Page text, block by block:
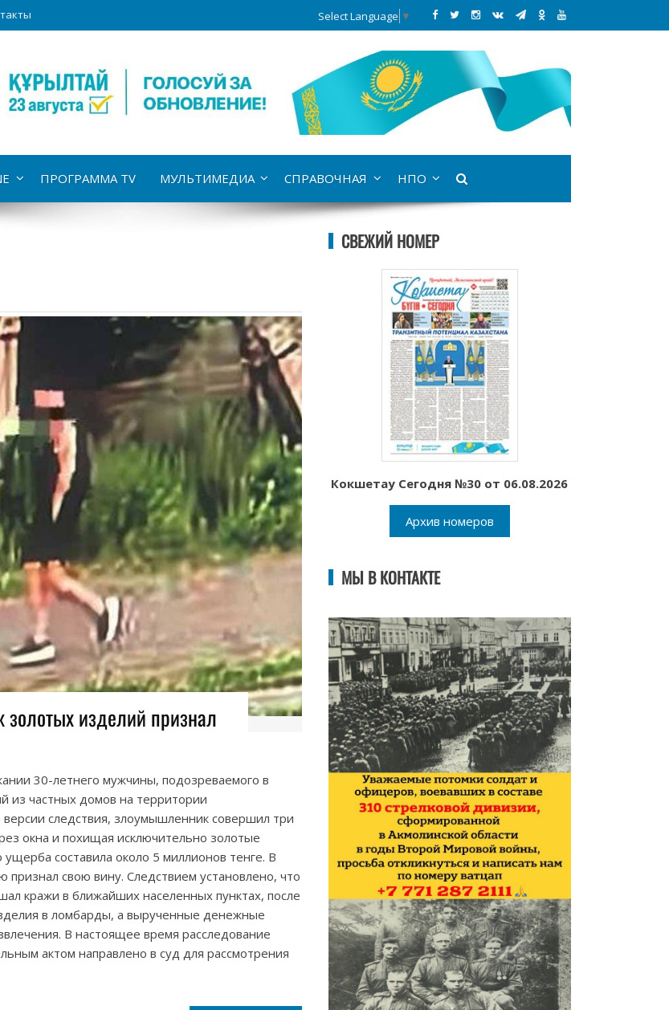
Select Language ▼
ПРОГРАММА TV МУЛЬТИМЕДИА СПРАВОЧНАЯ НПО
изделий признал
30-летнего мужчины, подозреваемого в
из частных домов на территории
следствия, злоумышленник совершил три
окна и похищая исключительно золотые
составила около 5 миллионов тенге. В
свою вину. Следствием установлено, что
кражи в ближайших населенных пунктах, после
в ломбарды, а вырученные денежные
В настоящее время расследование
актом направлено в суд для рассмотрения
СВЕЖИЙ НОМЕР
Кокшетау Сегодня №30 от 06.08.2026
Архив номеров
МЫ В КОНТАКТЕ